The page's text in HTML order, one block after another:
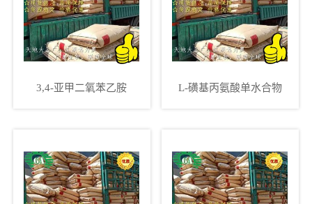
3,4-亚甲二氧苯乙胺
L-磺基丙氨酸单水合物